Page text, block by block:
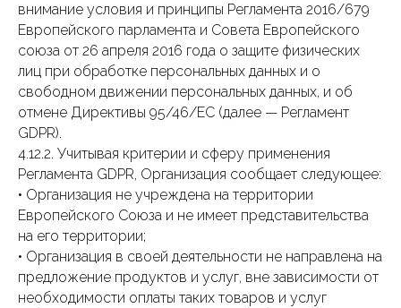
внимание условия и принципы Регламента 2016/679
Европейского парламента и Совета Европейского
союза от 26 апреля 2016 года о защите физических
лиц при обработке персональных данных и о
свободном движении персональных данных, и об
отмене Директивы 95/46/EC (далее — Регламент
GDPR).
4.12.2. Учитывая критерии и сферу применения
Регламента GDPR, Организация сообщает следующее:
• Организация не учреждена на территории
Европейского Союза и не имеет представительства
на его территории;
• Организация в своей деятельности не направлена на
предложение продуктов и услуг, вне зависимости от
необходимости оплаты таких товаров и услуг